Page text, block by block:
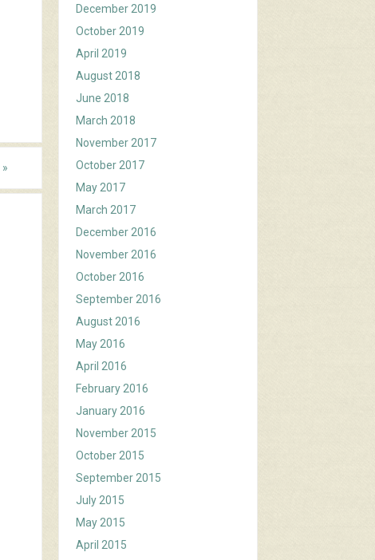
»
December 2019
October 2019
April 2019
August 2018
June 2018
March 2018
November 2017
October 2017
May 2017
March 2017
December 2016
November 2016
October 2016
September 2016
August 2016
May 2016
April 2016
February 2016
January 2016
November 2015
October 2015
September 2015
July 2015
May 2015
April 2015